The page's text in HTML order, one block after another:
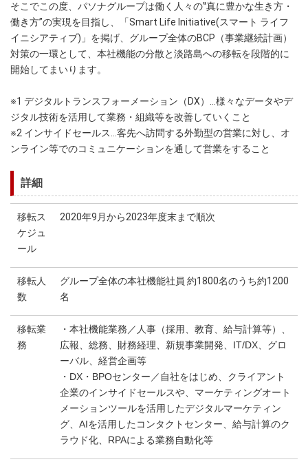
そこでこの度、パソナグループは働く人々の‟真に豊かな生き方・
働き方”の実現を目指し、「Smart Life Initiative(スマート ライフ
イニシアティブ)」を掲げ、グループ全体のBCP（事業継続計画）
対策の一環として、本社機能の分散と淡路島への移転を段階的に
開始してまいります。
※1 デジタルトランスフォーメーション（DX）…様々なデータやデ
ジタル技術を活用して業務・組織等を改善していくこと
※2 インサイドセールス…客先へ訪問する外勤型の営業に対し、オ
ンライン等でのコミュニケーションを通して営業をすること
詳細
移転ス
ケジュ
ール
2020年9月から2023年度末まで順次
移転人
数
グループ全体の本社機能社員 約1800名のうち約1200
名
移転業
務
・本社機能業務／人事（採用、教育、給与計算等）、
広報、総務、財務経理、新規事業開発、IT/DX、グロ
ーバル、経営企画等
・DX・BPOセンター／自社をはじめ、クライアント
企業のインサイドセールスや、マーケティングオート
メーションツールを活用したデジタルマーケティン
グ、AIを活用したコンタクトセンター、給与計算のク
ラウド化、RPAによる業務自動化等